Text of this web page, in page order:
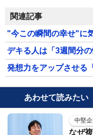
関連記事
"今この瞬間の幸せ"に
デキる人は「3週間分
発想力をアップさせる
あわせて読みたい
中堅
なぜ